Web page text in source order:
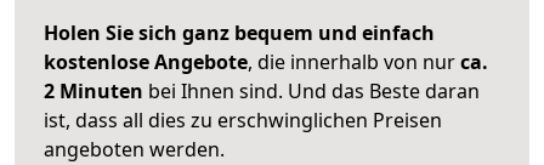
Holen Sie sich ganz bequem und einfach
kostenlose Angebote, die innerhalb von nurca.
2 Minuten bei Ihnen sind. Und das Beste daran
ist, dass all dies zu erschwinglichen Preisen
angeboten werden.